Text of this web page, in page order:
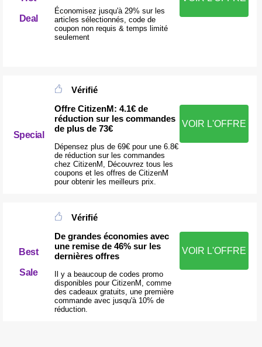
Deal
Économisez jusqu'à 29% sur les
articles sélectionnés, code de
coupon non requis & temps limité
seulement
Special
Vérifié
Offre CitizenM: 4.1€ de
réduction sur les commandes
de plus de 73€
Dépensez plus de 69€ pour une 6.8€
de réduction sur les commandes
chez CitizenM, Découvrez tous les
coupons et les offres de CitizenM
pour obtenir les meilleurs prix.
VOIR L'OFFRE
Best
Sale
Vérifié
De grandes économies avec
une remise de 46% sur les
dernières offres
Il y a beaucoup de codes promo
disponibles pour CitizenM, comme
des cadeaux gratuits, une première
commande avec jusqu'à 10% de
réduction.
VOIR L'OFFRE